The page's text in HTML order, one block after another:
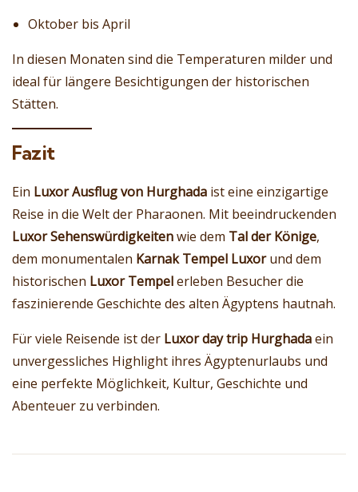
Oktober bis April
In diesen Monaten sind die Temperaturen milder und
ideal für längere Besichtigungen der historischen
Stätten.
Fazit
Ein Luxor Ausflug von Hurghada ist eine einzigartige
Reise in die Welt der Pharaonen. Mit beeindruckenden
Luxor Sehenswürdigkeitenwie dem Tal der Könige,
dem monumentalen Karnak Tempel Luxorund dem
historischen Luxor Tempelerleben Besucher die
faszinierende Geschichte des alten Ägyptens hautnah.
Für viele Reisende ist der Luxor day trip Hurghadaein
unvergessliches Highlight ihres Ägyptenurlaubs und
eine perfekte Möglichkeit, Kultur, Geschichte und
Abenteuer zu verbinden.